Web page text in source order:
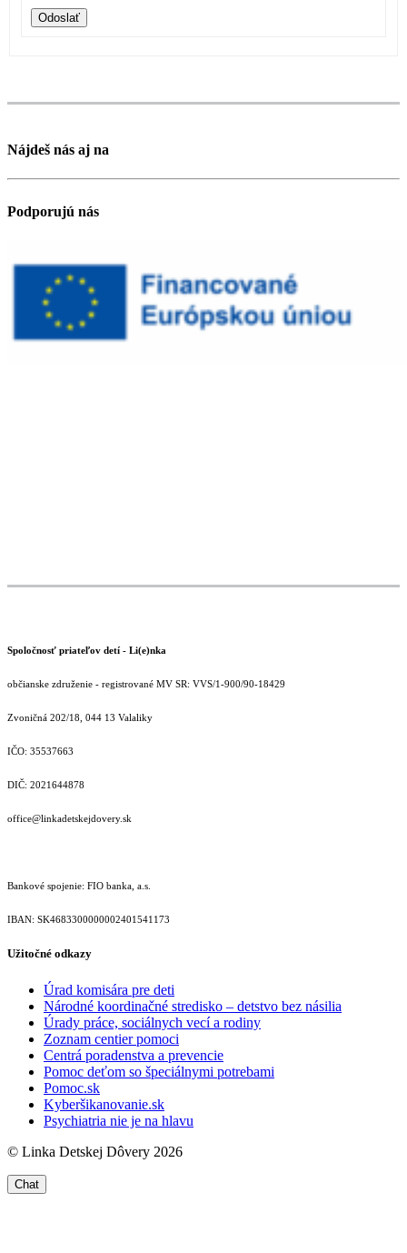
Odoslať
Nájdeš nás aj na
Podporujú nás
Spoločnosť priateľov detí - Li(e)nka
občianske združenie - registrované MV SR: VVS/1-900/90-18429
Zvoničná 202/18, 044 13 Valaliky
IČO: 35537663
DIČ: 2021644878
office@linkadetskejdovery.sk
Bankové spojenie: FIO banka, a.s.
IBAN: SK46833000000­02401541173
Užitočné odkazy
Úrad komisára pre deti
Národné koordinačné stredisko – detstvo bez násilia
Úrady práce, sociálnych vecí a rodiny
Zoznam centier pomoci
Centrá poradenstva a prevencie
Pomoc deťom so špeciálnymi potrebami
Pomoc.sk
Kyberšikanovanie.sk
Psychiatria nie je na hlavu
© Linka Detskej Dôvery 2026